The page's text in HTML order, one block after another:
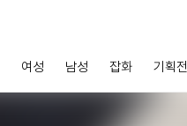
여성 남성 잡화 기획전